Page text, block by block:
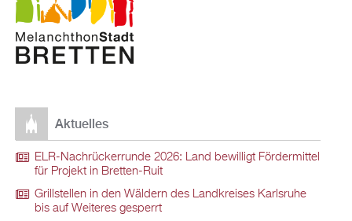
Aktuelles
ELR-Nachrückerrunde 2026: Land bewilligt Fördermittel
für Projekt in Bretten-Ruit
Grillstellen in den Wäldern des Landkreises Karlsruhe
bis auf Weiteres gesperrt